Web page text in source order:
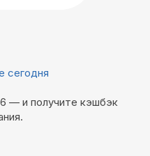
сегодня
— и получите кэшбэк